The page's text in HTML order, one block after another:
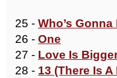
25 - Who’s
26 - One
27 - Love Is
28 - 13 (There Is